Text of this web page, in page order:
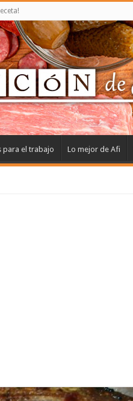
para el trabajo Lo mejor de Afi